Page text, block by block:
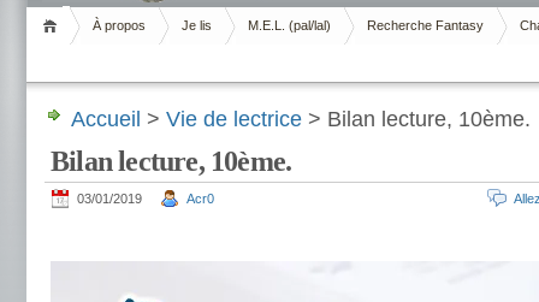
Livrement
À propos Je lis M.E.L. (pal/lal) Recherche Fantasy
Accueil > Vie de lectrice > Bilan lecture, 10ème.
Bilan lecture, 10ème.
03/01/2019 Acr0